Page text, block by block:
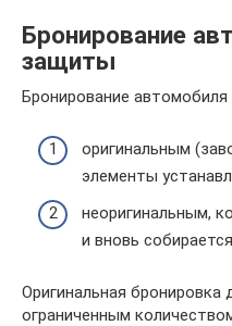
Бронирование
защиты
Бронирование
оригинальным
элементы
неоригинальным,
и вновь
Оригинальная бронировка
ограниченным